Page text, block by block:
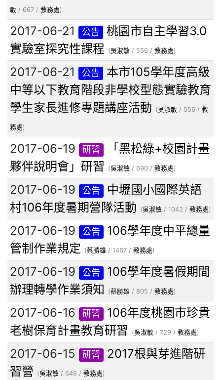
敏 / 667 / 教務處)
2017-06-21 公告
桃園市自主學習3.0
實驗室探究性課程
(吳淑敏 / 556 / 教務處)
2017-06-21 公告
本市105學年度高級
中等以下教育階段非學校型態實驗教育
學生家長進修專題講座活動 (吳淑敏 / 556 / 教
務處)
2017-06-19 研習
「黑松綠+校園計畫
夥伴說明會」研習
(吳淑敏 / 690 / 教務處)
2017-06-19 公告
中壢國小國際英語
村106年度暑期營隊活動 (吳淑敏 / 1042 / 教務處)
2017-06-19 公告
106學年度中平總量
管制作業規定
(蔡勝雄 / 1467 / 教務處)
2017-06-19 公告
106學年度暑假期間
辦理轉學作業須知
(蔡勝雄 / 805 / 教務處)
2017-06-16 研習
106年度桃園市珍貴
老樹保育計畫教育研習
(吳淑敏 / 729 / 教務處)
2017-06-15 研習
2017根與芽進階研
習營 (吳淑敏 / 649 / 教務處)